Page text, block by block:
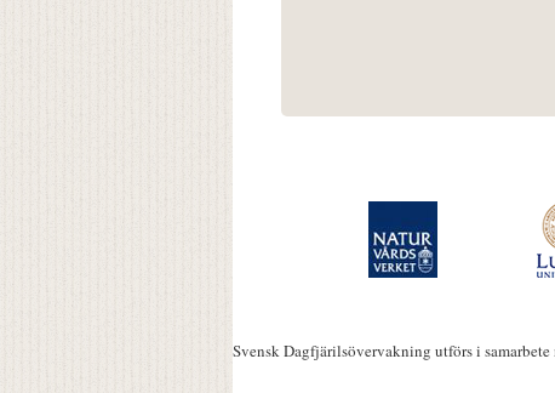
Svensk Dagfjärilsövervakning utförs i